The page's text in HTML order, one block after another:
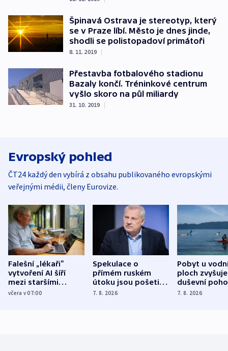
Špinavá Ostrava je stereotyp, který
se v Praze líbí. Město je dnes jinde,
shodli se polistopadoví primátoři
8. 11. 2019 |
Přestavba fotbalového stadionu
Bazaly končí. Tréninkové centrum
vyšlo skoro na půl miliardy
31. 10. 2019 |
Evropský pohled
ČT24 každý den vybírá z obsahu publikovaného evropskými
veřejnými médii, členy Eurovize.
Falešní „lékaři“
vytvoření AI šíří
mezi staršími
Poláky nebezpečné
včera v 07:00
Spekulace o
přímém ruském
útoku jsou pošetilé,
míní estonský
7. 8. 2026
Pobyt u
ploch zvyšuje
duševní
ukázala
7. 8. 2026